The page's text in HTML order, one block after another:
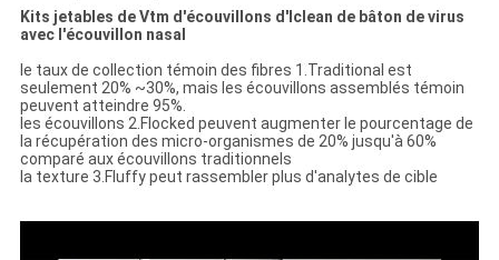
Kits jetables de Vtm d'écouvillons d'Iclean de bâton de virus
avec l'écouvillon nasal
le taux de collection témoin des fibres 1.Traditional est
seulement 20% ~30%, mais les écouvillons assemblés témoin
peuvent atteindre 95%.
les écouvillons 2.Flocked peuvent augmenter le pourcentage de
la récupération des micro-organismes de 20% jusqu'à 60%
comparé aux écouvillons traditionnels
la texture 3.Fluffy peut rassembler plus d'analytes de cible